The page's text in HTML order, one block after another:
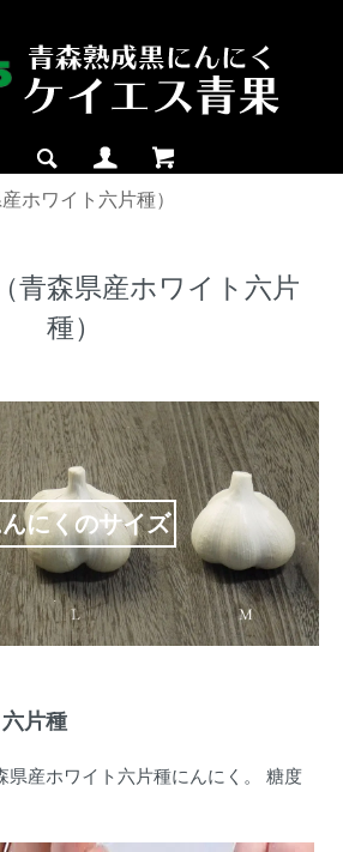
ホワイト六片種）
青森県産ホワイト六片
種）
にくのサイズ
片種
県産ホワイト六片種にんにく。 糖度